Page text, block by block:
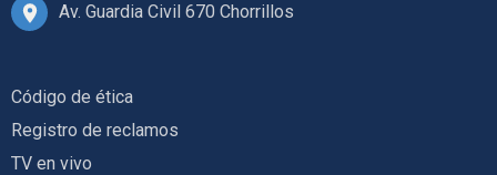
Av. Guardia Civil 670 Chorrillos
Código de ética
Registro de reclamos
TV en vivo